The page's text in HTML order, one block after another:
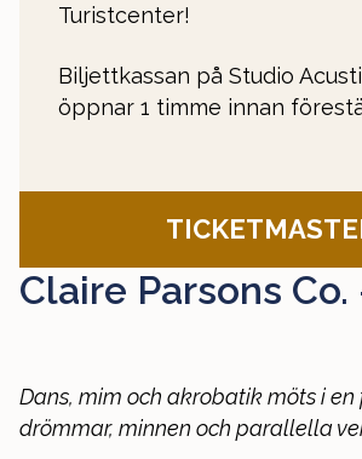
Claire Parsons Co.
Dans, mim och akrobatik möts i
drömmar, minnen och parallella
Turistcenter!
Biljettkassan på Studio
öppnar 1 timme innan